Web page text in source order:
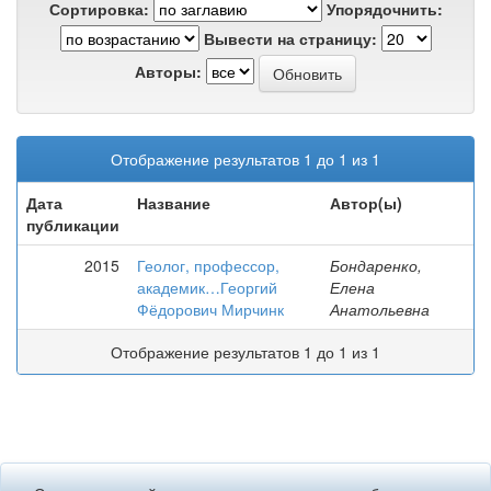
Сортировка:
Упорядочнить:
Вывести на страницу:
Авторы:
Отображение результатов 1 до 1 из 1
Дата
публикации
Название Автор(ы)
2015
Геолог, профессор,
академик…Георгий
Фёдорович Мирчинк
Бондаренко,
Елена
Анатольевна
Отображение результатов 1 до 1 из 1